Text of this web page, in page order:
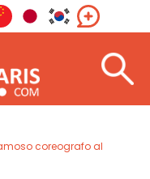
coreografo al